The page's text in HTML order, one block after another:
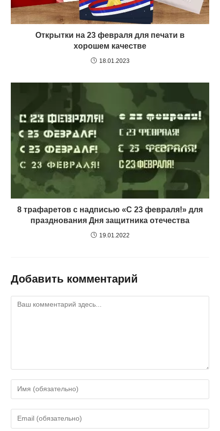
Открытки на 23 февраля для печати в
хорошем качестве
18.01.2023
8 трафаретов с надписью «С 23 февраля!» для
празднования Дня защитника отечества
19.01.2022
Добавить комментарий
Комментарий
Введите
свое
имя
или
Введите
свой